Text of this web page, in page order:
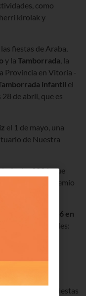
como
kirolak y
las fiestas de Araba,
y la Tamborrada, la
Provincia en Vitoria -
infantil el
28 de abril, que es
el 1 de mayo, una
de Nuestra
Araba 2026, que
Altarriba, Premio
Prudencio 2026 en
las actividades:
de estas fiestas